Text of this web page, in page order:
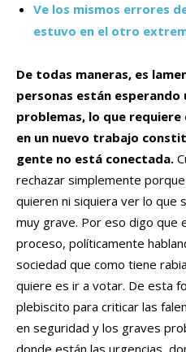
Ve los mismos errores
estuvo en el otro
De todas maneras, es
personas están esperando
problemas, lo que
en un nuevo trabajo
gente no está conectada.
rechazar simplemente
quieren ni siquiera ver lo que
muy grave. Por eso digo que
proceso, políticamente
sociedad que como tiene
quiere es ir a votar. De esta
plebiscito para criticar las
en seguridad y los graves